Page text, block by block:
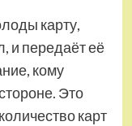
карту,
и передаёт её
кому
Это
карт